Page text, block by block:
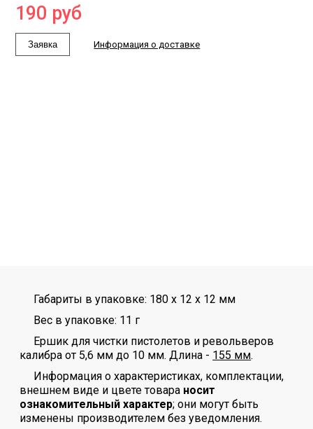
190 руб
Заявка Информация о доставке
Габариты в упаковке: 180 x 12 x 12 мм
Вес в упаковке: 11 г
Ершик для чистки пистолетов и револьверов
калибра от 5,6 мм до 10 мм. Длина - 155 мм.
Информация о характеристиках, комплектации,
внешнем виде и цвете товара носит
ознакомительный характер; они могут быть
изменены производителем без уведомления.